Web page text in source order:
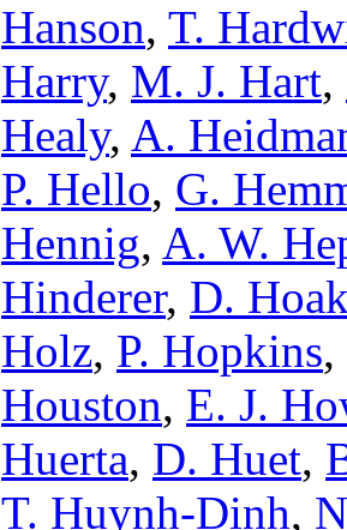
Hanson, T.
Harry, M. J. Hart,
Healy, A.
P. Hello, G.
Hennig, A. W.
Hinderer, D.
Holz, P. Hopkins,
Houston, E. J.
Huerta, D. Huet,
T. Huynh-Dinh,